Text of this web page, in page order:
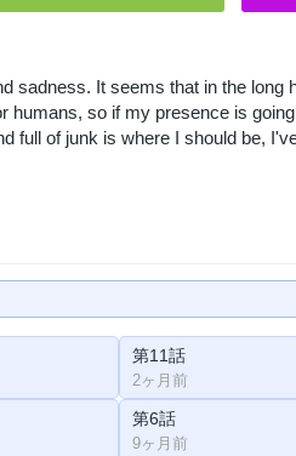
sadness. It seems that in the
humans, so if my presence is
full of junk is where I should be,
第11話
2ヶ月前
第6話
9ヶ月前